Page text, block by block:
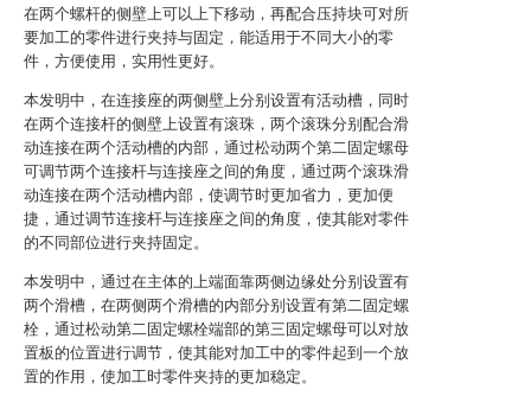
在两个螺杆的侧壁上可以上下移动，再配合压持块可对所
要加工的零件进行夹持与固定，能适用于不同大小的零
件，方便使用，实用性更好。
本发明中，在连接座的两侧壁上分别设置有活动槽，同时
在两个连接杆的侧壁上设置有滚珠，两个滚珠分别配合滑
动连接在两个活动槽的内部，通过松动两个第二固定螺母
可调节两个连接杆与连接座之间的角度，通过两个滚珠滑
动连接在两个活动槽内部，使调节时更加省力，更加便
捷，通过调节连接杆与连接座之间的角度，使其能对零件
的不同部位进行夹持固定。
本发明中，通过在主体的上端面靠两侧边缘处分别设置有
两个滑槽，在两侧两个滑槽的内部分别设置有第二固定螺
栓，通过松动第二固定螺栓端部的第三固定螺母可以对放
置板的位置进行调节，使其能对加工中的零件起到一个放
置的作用，使加工时零件夹持的更加稳定。